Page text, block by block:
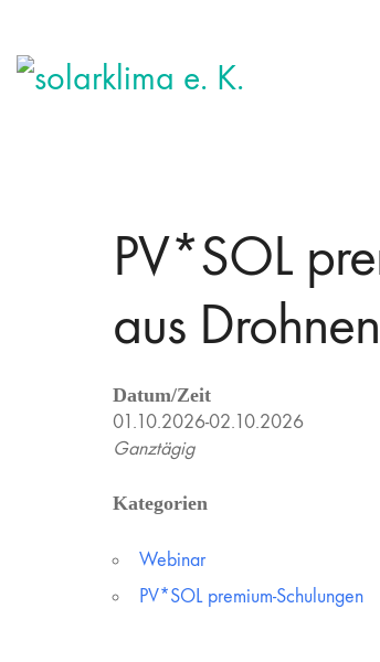
PV*SOL
aus
Datum/Zeit
01.10.2026-02.10.2026
Ganztägig
Kategorien
Webinar
PV*SOL premium-Schulungen